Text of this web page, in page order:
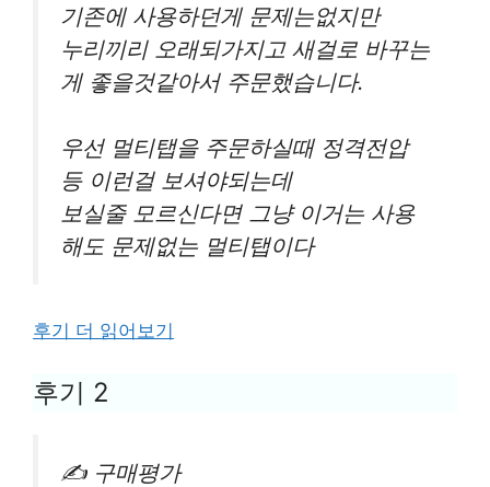
기존에 사용하던게 문제는없지만
누리끼리 오래되가지고 새걸로 바꾸는
게 좋을것같아서 주문했습니다.
우선 멀티탭을 주문하실때 정격전압
등 이런걸 보셔야되는데
보실줄 모르신다면 그냥 이거는 사용
해도 문제없는 멀티탭이다
후기 더 읽어보기
후기 2
✍ 구매평가